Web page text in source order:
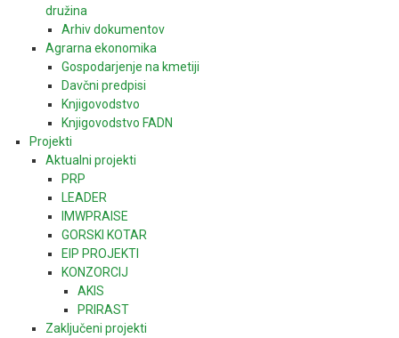
družina
Arhiv dokumentov
Agrarna ekonomika
Gospodarjenje na kmetiji
Davčni predpisi
Knjigovodstvo
Knjigovodstvo FADN
Projekti
Aktualni projekti
PRP
LEADER
IMWPRAISE
GORSKI KOTAR
EIP PROJEKTI
KONZORCIJ
AKIS
PRIRAST
Zaključeni projekti